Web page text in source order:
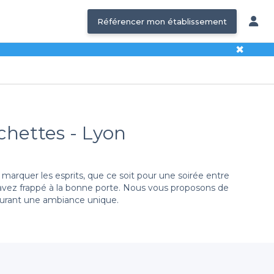
Référencer mon établissement
✖
- Lyon
les esprits, que ce soit pour une soirée entre
frappé à la bonne porte. Nous vous proposons de
une ambiance unique.
large sélection de salles adaptées à vos besoins.
autour des fléchettes, nous avons ce qu’il vous